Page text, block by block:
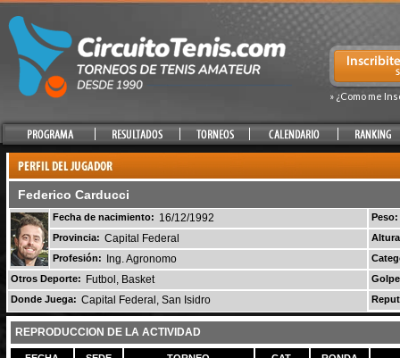
» ¿Como me
Federico Carducci
Fecha de nacimiento: 16/12/1992
Peso:
Provincia: Capital Federal
Profesión:
Ing. Agronomo
Otros Deporte:
Futbol, Basket
Donde Juega: Capital Federal, San Isidro
REPRODUCCION DE LA ACTIVIDAD